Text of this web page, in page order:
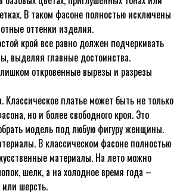
В таком фасоне полностью исключены
оттенки изделия.
крой все равно должен подчеркивать
выделяя главные достоинства.
откровенные вырезы и разрезы
Классическое платье может быть не только
но и более свободного кроя. Это
модель под любую фигуру женщины.
В классическом фасоне полностью
материалы. На лето можно
шелк, а на холодное время года –
шерсть.